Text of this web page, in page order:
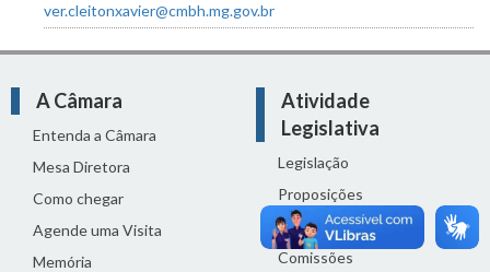
ver.cleitonxavier@cmbh.mg.gov.br
A Câmara
Entenda a Câmara
Mesa Diretora
Como chegar
Agende uma Visita
Memória
Atividade
Legislativa
Legislação
Proposições
Reuniões
Comissões